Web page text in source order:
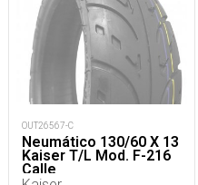
OUT26567-C
Neumático 130/60 X 13
Kaiser T/L Mod. F-216
Calle